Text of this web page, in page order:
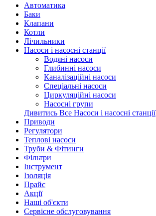
Автоматика
Баки
Клапани
Котли
Лічильники
Насоси і насосні станції
Водяні насоси
Глибинні насоси
Каналізаційні насоси
Спеціальні насоси
Циркуляційні насоси
Насосні групи
Дивитись Все Насоси і насосні станції
Приводи
Регулятори
Теплові насоси
Труби & Фітинги
Фільтри
Інструмент
Ізоляція
Прайс
Акції
Наші об'єкти
Сервісне обслуговування